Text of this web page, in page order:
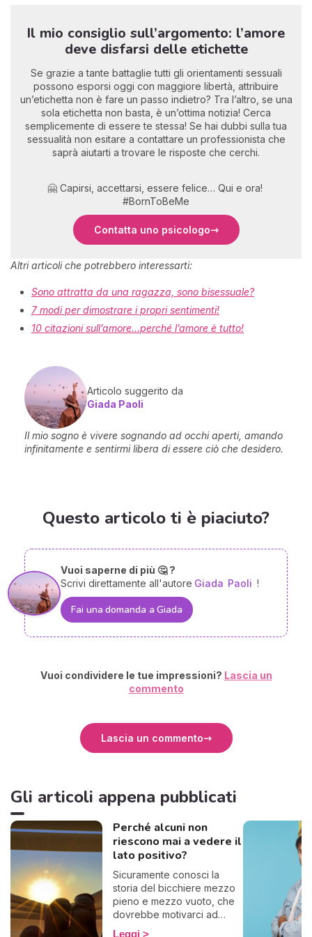
Il mio consiglio sull’argomento: l’amore
deve disfarsi delle etichette
Se grazie a tante battaglie tutti gli orientamenti sessuali
possono esporsi oggi con maggiore libertà, attribuire
un’etichetta non è fare un passo indietro? Tra l’altro, se una
sola etichetta non basta, è un’ottima notizia! Cerca
semplicemente di essere te stessa! Se hai dubbi sulla tua
sessualità non esitare a contattare un professionista che
saprà aiutarti a trovare le risposte che cerchi.
🤗 Capirsi, accettarsi, essere felice… Qui e ora!
#BornToBeMe
Contatta uno psicologo
Altri articoli che potrebbero interessarti:
Sono attratta da una ragazza, sono bisessuale?
7 modi per dimostrare i propri sentimenti!
10 citazioni sull’amore…perché l’amore è tutto!
Articolo suggerito da
Giada Paoli
Il mio sogno è vivere sognando ad occhi aperti, amando
infinitamente e sentirmi libera di essere ciò che desidero.
Questo articolo ti è piaciuto?
Vuoi saperne di più 🤔 ?
Scrivi direttamente all'autore Giada Paoli !
Fai una domanda a Giada
Vuoi condividere le tue impressioni? Lascia un
commento
Lascia un commento
Gli articoli appena pubblicati
Perché alcuni non
riescono mai a vedere il
lato positivo?
Sicuramente conosci la
storia del bicchiere mezzo
pieno e mezzo vuoto, che
dovrebbe motivarci ad
essere ottimisti. Ecco, alcuni
Leggi